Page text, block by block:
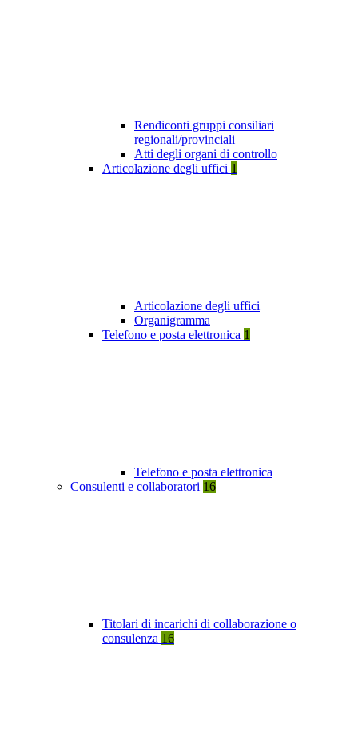
Rendiconti gruppi consiliari
regionali/provinciali
Atti degli organi di controllo
Articolazione degli uffici 1
Articolazione degli uffici
Organigramma
Telefono e posta elettronica 1
Telefono e posta elettronica
Consulenti e collaboratori 16
Titolari di incarichi di collaborazione o
consulenza 16